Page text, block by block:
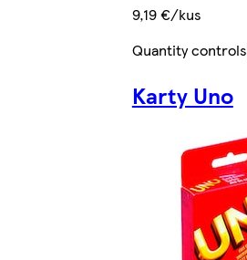
9,19 €/kus
Quantity controls
Karty Uno